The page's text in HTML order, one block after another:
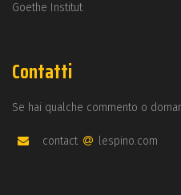
Goethe Institut
Contatti
Se hai qualche commento o
contact lespino.com